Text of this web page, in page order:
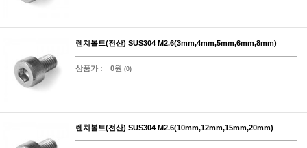
렌치볼트(전산) SUS304 M2.6(3mm,4mm,5mm,6mm,8mm)
상품가 : 0원 (0)
렌치볼트(전산) SUS304 M2.6(10mm,12mm,15mm,20mm)